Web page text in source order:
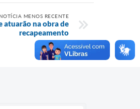
NOTÍCIA MENOS RECENTE
atuarão na obra de
recapeamento